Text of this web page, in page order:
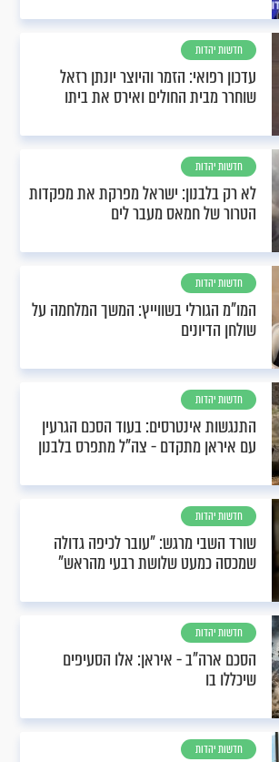
חדשות יהדות
עדכון רפואי: הזמר והיוצר יונתן רזאל
שוחרר מבית החולים ואירס את ביתו
חדשות יהדות
לא רק בלבנון: ישראל מפרקת את מפקדות
הטרור של חמאס מעבר לים
חדשות יהדות
המו"מ הגורלי בשווייץ: המשך המלחמה על
שולחן הדיונים
חדשות יהדות
התנגשות אינטרסים: בעוד הסכם הגרעין
עם איראן מתקדם - צה"ל מתפרס בלבנון
חדשות יהדות
שורד השבי מרגש: "עובר לכיפה גדולה
שמכסה כמעט שלושת רבעי מהראש"
חדשות יהדות
הסכם ארה"ב - איראן: אלו הסעיפים
שיכללו בו
חדשות יהדות